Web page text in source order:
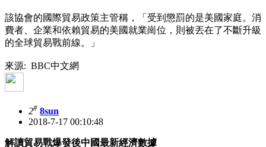
該協會的國際貿易政策主管稱，「受到懲罰的是美國家庭。消
費者、企業和依賴貿易的美國就業崗位，則被丟在了不斷升級
的全球貿易戰前線。」
來源: BBC中文網
2# 8sun
2018-7-17 00:10:48
解讀貿易戰爆發後中國最新經濟數據